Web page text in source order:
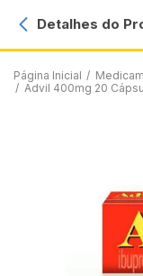
Página Inicial /
/ Advil 400mg 20
Detalhes do